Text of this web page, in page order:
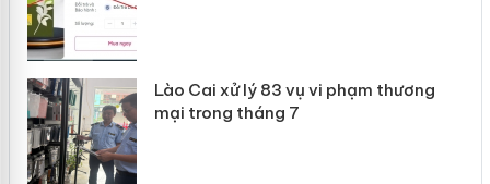
Lào Cai xử lý 83 vụ vi phạm thương
mại trong tháng 7